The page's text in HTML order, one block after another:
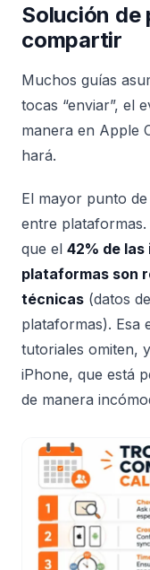
Solución de
compartir
Muchos guías
tocas “enviar”, el
manera en Apple
hará.
El mayor punto
entre
que el 42% de
plataformas son
técnicas (datos
plataformas). Esa
tutoriales omiten,
iPhone, que está
de manera